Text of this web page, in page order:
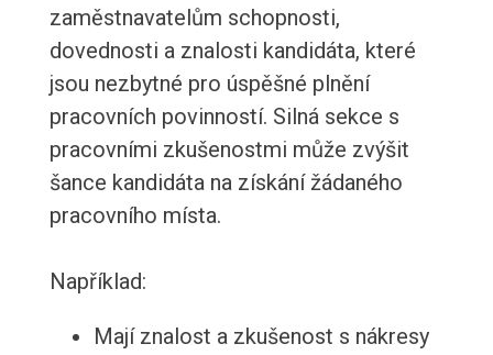
zaměstnavatelům schopnosti,
dovednosti a znalosti kandidáta, které
jsou nezbytné pro úspěšné plnění
pracovních povinností. Silná sekce s
pracovními zkušenostmi může zvýšit
šance kandidáta na získání žádaného
pracovního místa.
Například:
Mají znalost a zkušenost s nákresy